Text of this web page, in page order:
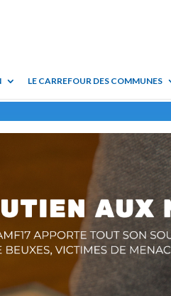
LE CARREFOUR DES COMMUNES